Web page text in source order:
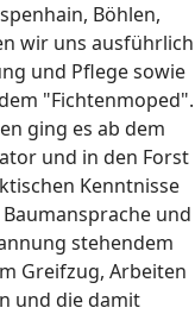
Böhlen,
wir uns ausführlich
und Pflege sowie
"Fichtenmoped".
ging es ab dem
und in den Forst
Kenntnisse
und
stehendem
Greifzug, Arbeiten
und die damit